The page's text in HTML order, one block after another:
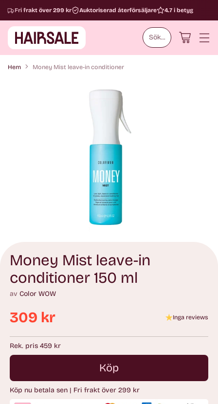
Sök...
Fri frakt över 299 kr Auktoriserad återförsäljare 4.7 i betyg
Hem Money Mist leave-in conditioner
Money Mist leave-in
conditioner 150 ml
av Color WOW
Ordinarie
pris
309 kr Inga reviews
Rek. pris 459 kr
Köp
Köp nu betala sen | Fri frakt över 299 kr